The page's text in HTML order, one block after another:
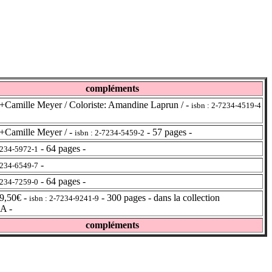
compléments
Meyer / Coloriste: Amandine Laprun / - isbn : 2-7234-4519-4
Meyer / - isbn : 2-7234-5459-2 - 57 pages -
5972-1 - 64 pages -
6549-7 -
7259-0 - 64 pages -
- isbn : 2-7234-9241-9 - 300 pages - dans la collection
-
compléments